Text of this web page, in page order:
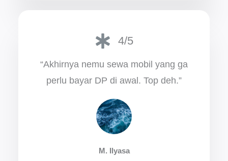
4/5
“Akhirnya nemu sewa mobil yang ga
perlu bayar DP di awal. Top deh.”
M. Ilyasa